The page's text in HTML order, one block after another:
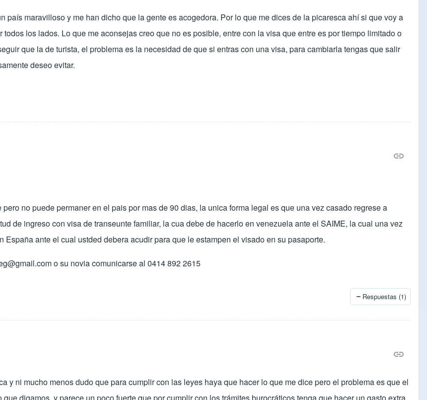
país maravilloso y me han dicho que la gente es acogedora. Por lo que me dices de la picaresca ahí si que voy a
los lados. Lo que me aconsejas creo que no es posible, entre con la visa que entre es por tiempo limitado o
que la de turista, el problema es la necesidad de que si entras con una visa, para cambiarla tengas que salir
deseo evitar.
no puede permaner en el pais por mas de 90 dias, la unica forma legal es que una vez casado regrese a
de ingreso con visa de transeunte familiar, la cua debe de hacerlo en venezuela ante el SAIME, la cual una vez
ante el cual ustded debera acudir para que le estampen el visado en su pasaporte.
o su novia comunicarse al 0414 892 2615
Respuestas (1)
y ni mucho menos dudo que para cumplir con las leyes haya que hacer lo que me dice pero el problema es que el
digamos, y parece un poco fuerte que por cumplir con los trámites burocráticos tenga que hacer un gasto extra,